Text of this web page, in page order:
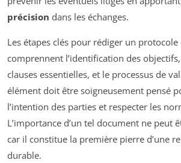
précision dans les échanges.
Les étapes clés pour rédiger un protocole
comprennent l’identification des
clauses essentielles, et le processus de
élément doit être soigneusement pensé
l’intention des parties et respecter les
L’importance d’un tel document ne peut
car il constitue la première pierre d’une
durable.